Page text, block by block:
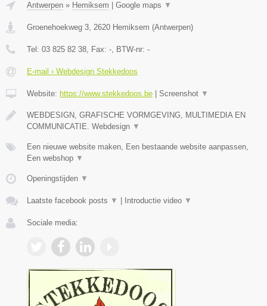
Antwerpen » Hemiksem Google maps ▼
Groenehoekweg 3, 2620 Hemiksem (Antwerpen)
Tel: 03 825 82 38, Fax: -, BTW-nr: -
E-mail › Webdesign Stekkedoos
Website: https://www.stekkedoos.be Screenshot ▼
WEBDESIGN, GRAFISCHE VORMGEVING, MULTIMEDIA EN
COMMUNICATIE. Webdesign ▼
Een nieuwe website maken, Een bestaande website aanpassen,
Een webshop ▼
Openingstijden ▼
Laatste facebook posts ▼ Introductie video ▼
Sociale media: